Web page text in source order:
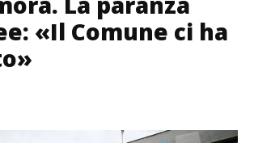
«Il Comune ci ha